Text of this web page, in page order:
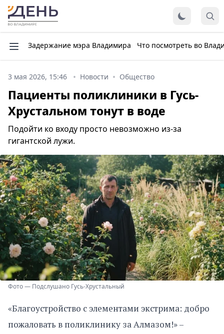
Задержание мэра Владимира Что посмотреть во
3 мая 2026, 15:46 Новости Общество
Пациенты поликлиники в Гусь-
Хрустальном тонут в воде
Подойти ко входу просто невозможно из-за
гигантской лужи.
Фото — Подслушано Гусь-Хрустальный
«Благоустройство с элементами экстрима: добро
пожаловать в поликлинику за Алмазом!» –